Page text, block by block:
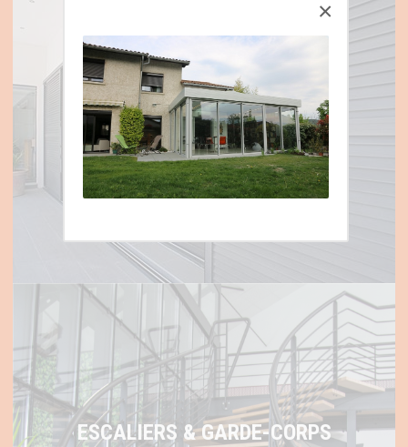
VOLETS ET STORES
ESCALIERS & GARDE-CORPS